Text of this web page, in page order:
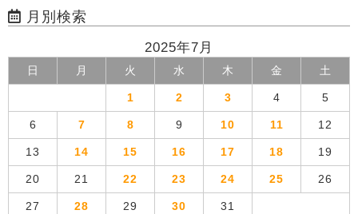
月別検索
2025年7月
日 月 火 水 木 金 土
1 2 3 4 5
6 7 8 9 10 11 12
13 14 15 16 17 18 19
20 21 22 23 24 25 26
27 28 29 30 31